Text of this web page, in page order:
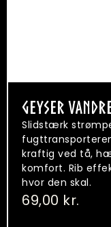
GEYSER
Slidstærk
kraftig ved tå,
komfort. Rib
hvor den skal.
69,00 kr.